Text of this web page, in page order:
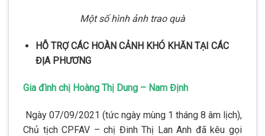
Một số hình ảnh trao quà
HỖ TRỢ CÁC HOÀN CẢNH KHÓ KHĂN TẠI CÁC
ĐỊA PHƯƠNG
Gia đình chị Hoàng Thị Dung – Nam Định
Ngày 07/09/2021 (tức ngày mùng 1 tháng 8 âm lịch),
Chủ tịch CPFAV – chị Đinh Thị Lan Anh đã kêu gọi